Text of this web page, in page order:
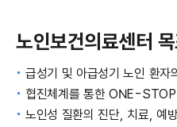
노인보건의료센터
급성기 및 아급성기 노인 환자
협진체계를 통한 ONE-STOP
노인성 질환의 진단, 치료, 예